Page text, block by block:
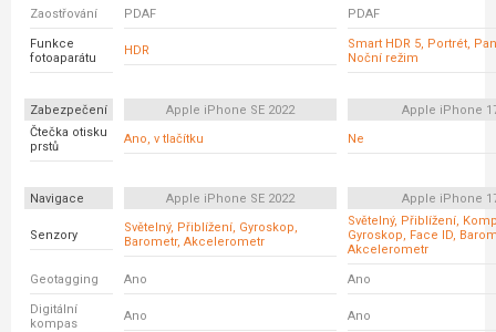
Zaostřování PDAF PDAF
Funkce
fotoaparátu
HDR
Smart HDR 5, Portrét,
Noční režim
Zabezpečení Apple iPhone SE 2022
Apple iPhone
Čtečka otisku
prstů
Ano, v tlačítku Ne
Navigace Apple iPhone SE 2022 Apple iPhone
Senzory
Světelný, Přiblížení, Gyroskop,
Barometr, Akcelerometr
Světelný, Přiblížení,
Gyroskop, Face ID,
Akcelerometr
Geotagging Ano Ano
Digitální
kompas
Ano Ano